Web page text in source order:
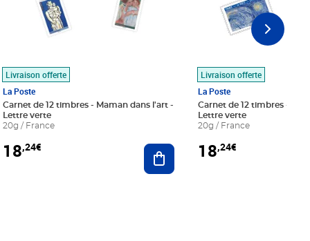
au panier
Livraison offerte
La Poste
Carnet de 12 timbres - Maman dans l'art -
Lettre verte
20g / France
18,24€ Ajouter au panier
Livraison offerte
La Poste
Carnet de 12 timbres - Le
Lettre verte
20g / France
18,24€